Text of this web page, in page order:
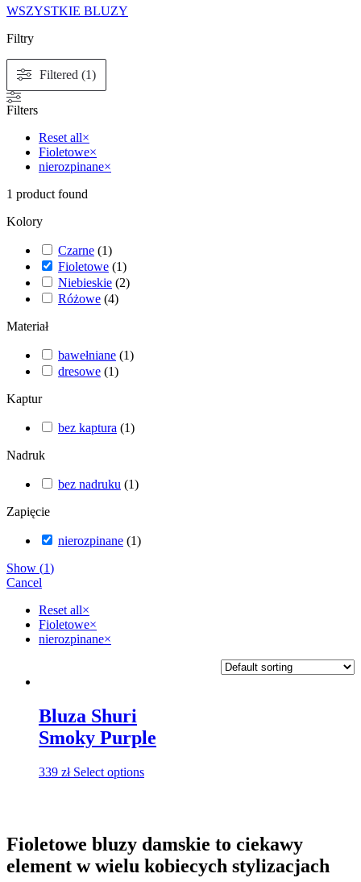
WSZYSTKIE BLUZY
Filtry
Filtered (1)
Filters
Reset all×
Fioletowe×
nierozpinane×
1 product found
Kolory
Czarne (1)
Fioletowe (1)
Niebieskie (2)
Różowe (4)
Materiał
bawełniane (1)
dresowe (1)
Kaptur
bez kaptura (1)
Nadruk
bez nadruku (1)
Zapięcie
nierozpinane (1)
Show (1)
Cancel
Reset all×
Fioletowe×
nierozpinane×
Bluza Shuri
Smoky Purple
339 zł Select options
Fioletowe bluzy damskie to ciekawy
element w wielu kobiecych stylizacjach